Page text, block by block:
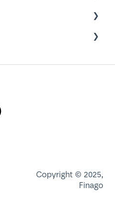
Copyright © 2025,
Finago